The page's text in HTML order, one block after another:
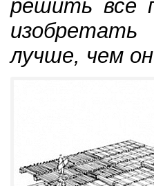
решить все
лучше, чем